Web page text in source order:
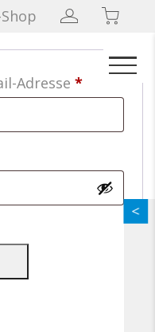
Adresse *